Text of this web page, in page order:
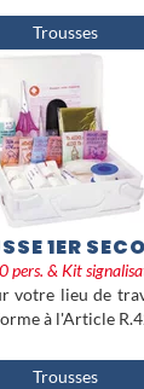
Trousses
1ER
pers. & Kit
votre lieu de
à l'Article
Trousses